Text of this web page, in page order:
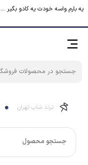
یه بارم واسه خودت یه کادو بگیر
ترند شاپ تهران
جستجو محصول